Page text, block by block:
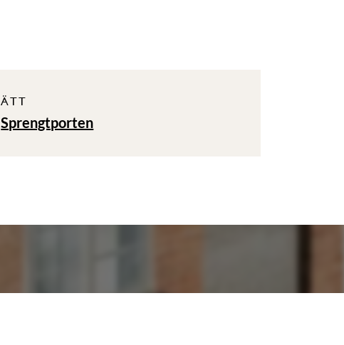
ÄTT
Sprengtporten